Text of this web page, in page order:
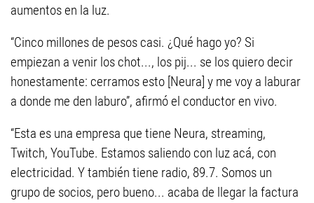
aumentos en la luz.
“Cinco millones de pesos casi. ¿Qué hago yo? Si
empiezan a venir los chot..., los pij... se los quiero decir
honestamente: cerramos esto [Neura] y me voy a laburar
a donde me den laburo”, afirmó el conductor en vivo.
“Esta es una empresa que tiene Neura, streaming,
Twitch, YouTube. Estamos saliendo con luz acá, con
electricidad. Y también tiene radio, 89.7. Somos un
grupo de socios, pero bueno... acaba de llegar la factura